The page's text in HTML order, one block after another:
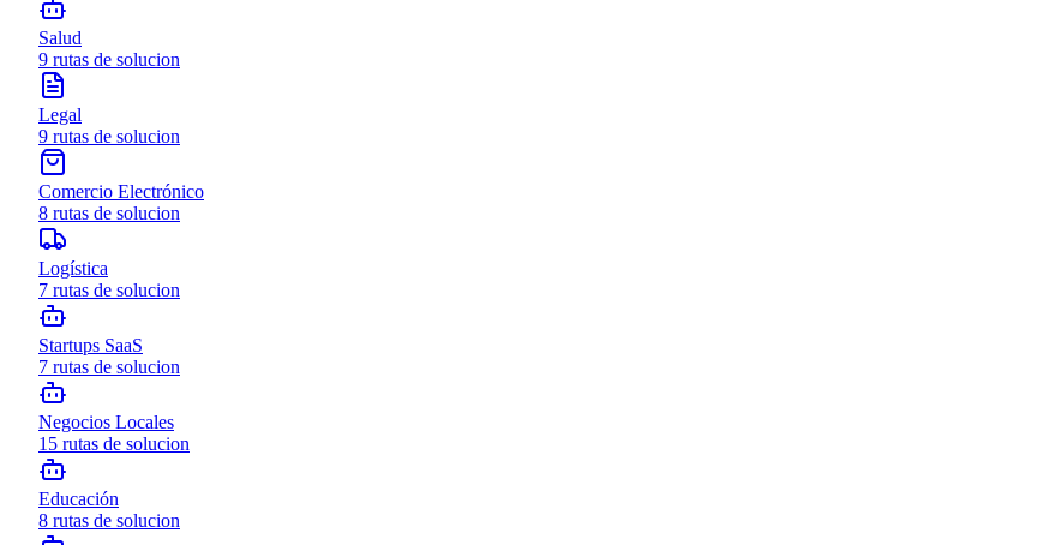
Salud
9 rutas de solucion
Legal
9 rutas de solucion
Comercio Electrónico
8 rutas de solucion
Logística
7 rutas de solucion
Startups SaaS
7 rutas de solucion
Negocios Locales
15 rutas de solucion
Educación
8 rutas de solucion